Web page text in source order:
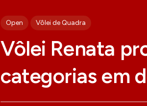
Open Vôlei de Quadra
Vôlei Renata
categorias em